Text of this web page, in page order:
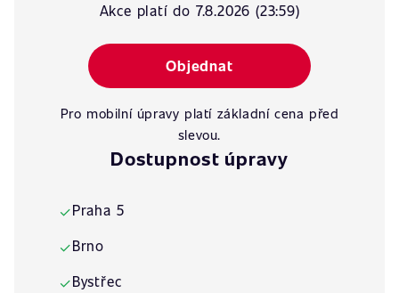
Akce platí do 7.8.2026 (23:59)
Objednat
Pro mobilní úpravy platí základní cena před
slevou.
Dostupnost úpravy
✓Praha 5
✓Brno
✓Bystřec